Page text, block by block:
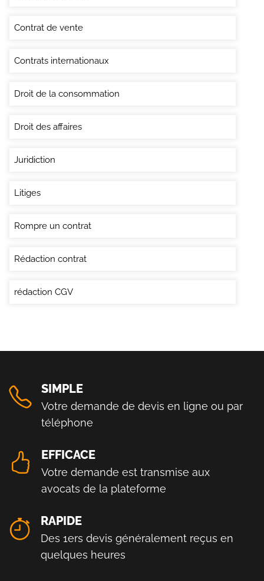
Contrat de vente
Contrats internationaux
Droit de la consommation
Droit des affaires
Juridiction
Litiges
Rompre un contrat
Rédaction contrat
rédaction CGV
SIMPLE
Votre demande de devis en ligne ou par
téléphone
EFFICACE
Votre demande est transmise aux
avocats de la plateforme
RAPIDE
Des 1ers devis généralement reçus en
quelques heures